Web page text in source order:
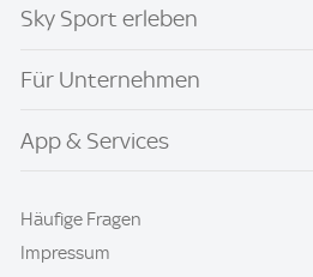
Sky Sport erleben
Für Unternehmen
App & Services
Häufige Fragen
Impressum